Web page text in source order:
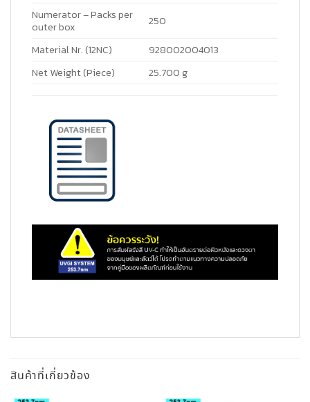
Numerator – Packs per
outer box
250
Material Nr. (12NC)
928002004013
Net Weight (Piece)
25.700 g
สินค้าที่เกี่ยวข้อง